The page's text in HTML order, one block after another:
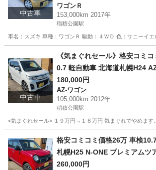
中古車
ワゴンＲ
153,000km 2017年
稲積公園駅
車名：スズキ 車種：ワゴンＲ 駆動：４ＷＤ 色：サニーイ
稲積公園駅 ワゴンＲ
中古車
《気まぐれセール》格安コミ
0.7 軽自動車 北海道札幌H24
ムスタイルXT 4WD
180,000円
AZ-ワゴン
105,000km 2012年
稲積公園駅
<気まぐれセール> １９万円→１８万円 気まぐれでやめま
稲積公園駅 AZ-ワゴン ワ
格安コミコミ価格26万 車検
札幌H25 N-ONE プレミアムツ
260,000円